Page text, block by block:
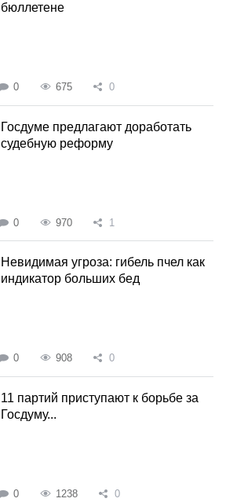
бюллетене
0 675 0
Госдуме предлагают доработать
судебную реформу
0 970 1
Невидимая угроза: гибель пчел как
индикатор больших бед
0 908 0
11 партий приступают к борьбе за
Госдуму...
0 1238 0